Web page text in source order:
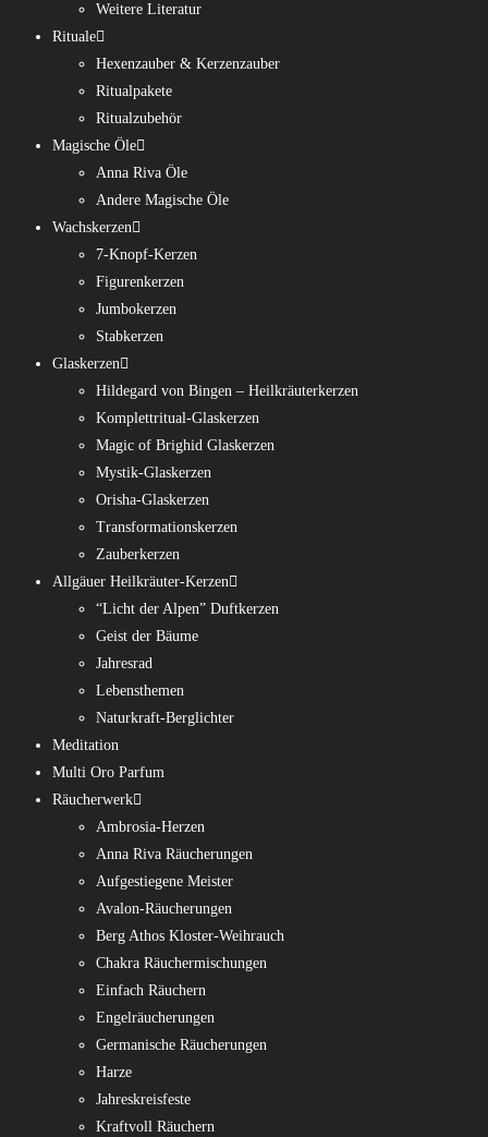
Weitere Literatur
Rituale
Hexenzauber & Kerzenzauber
Ritualpakete
Ritualzubehör
Magische Öle
Anna Riva Öle
Andere Magische Öle
Wachskerzen
7-Knopf-Kerzen
Figurenkerzen
Jumbokerzen
Stabkerzen
Glaskerzen
Hildegard von Bingen – Heilkräuterkerzen
Komplettritual-Glaskerzen
Magic of Brighid Glaskerzen
Mystik-Glaskerzen
Orisha-Glaskerzen
Transformationskerzen
Zauberkerzen
Allgäuer Heilkräuter-Kerzen
“Licht der Alpen” Duftkerzen
Geist der Bäume
Jahresrad
Lebensthemen
Naturkraft-Berglichter
Meditation
Multi Oro Parfum
Räucherwerk
Ambrosia-Herzen
Anna Riva Räucherungen
Aufgestiegene Meister
Avalon-Räucherungen
Berg Athos Kloster-Weihrauch
Chakra Räuchermischungen
Einfach Räuchern
Engelräucherungen
Germanische Räucherungen
Harze
Jahreskreisfeste
Kraftvoll Räuchern